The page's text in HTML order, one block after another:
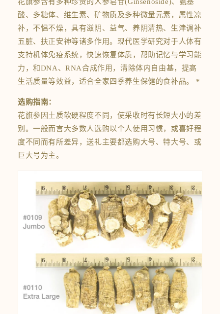
花旗参含有多种珍贵的人参皂苷(Ginsenoside)、氨基
酸、多糖体、维生素、矿物质及多种微量元素，属性凉
补，不愠不燥，具有滋阴、益气、养阴清热、生津调补
五脏、扶正安神等诸多作用。现代医学研究对于人体有
支持机体免疫系统，快速恢复体质，帮助记忆与学习能
力，和DNA、RNA合成作用，清除体内自由基，提高
生活质量等效益，适合全家四季养生保健的食补品。 *
选购指南：
花旗参因土质软硬程度不同，使采收时有长短大小的差
别。一般而言大多数人选购以个人使用习惯，或喜好程
度不同而有所差异，送礼主要都选购大号、特大号、或
巨大号为主。